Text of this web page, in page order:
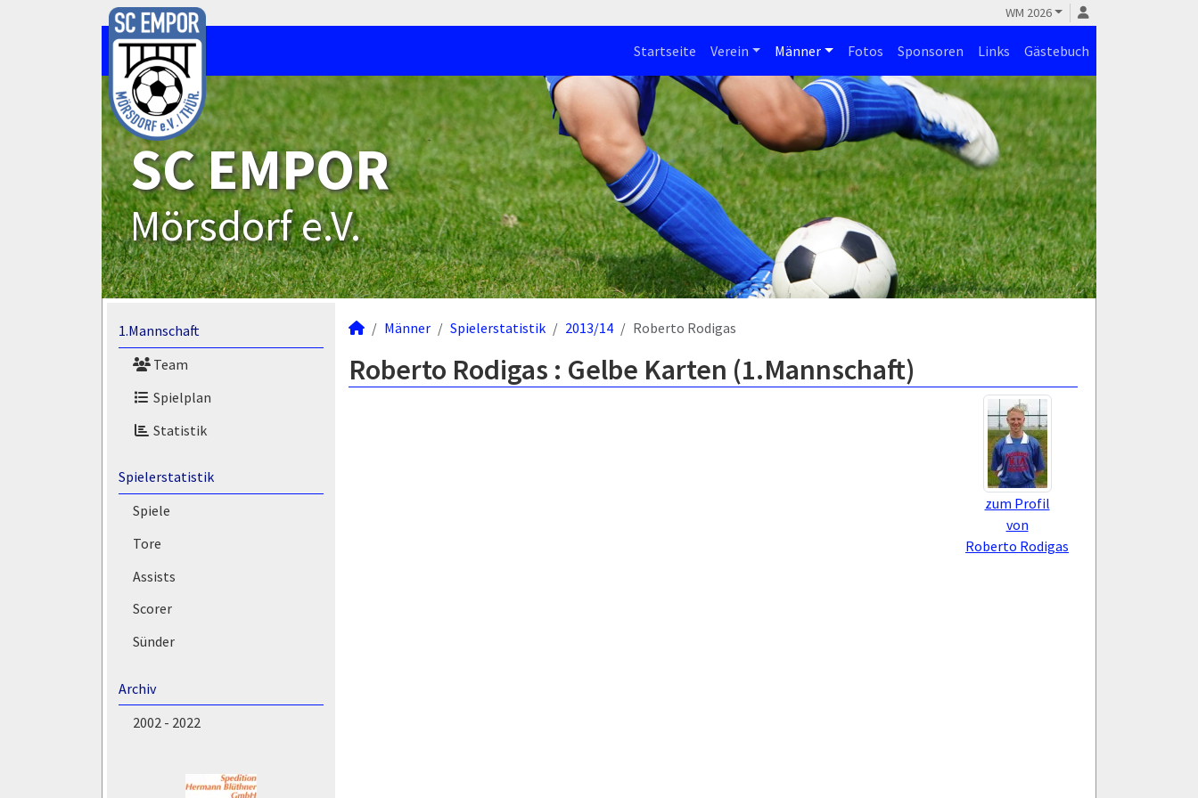
WM 2026
Startseite Verein Männer Fotos Sponsoren Links Gästebuch
SC EMPOR
Mörsdorf e.V.
1.Mannschaft
Team
Spielplan
Statistik
Spielerstatistik
Spiele
Tore
Assists
Scorer
Sünder
Archiv
2002 - 2022
Männer Spielerstatistik 2013/14 Roberto Rodigas
Roberto Rodigas : Gelbe Karten (1.Mannschaft)
zum Profil
von
Roberto Rodigas